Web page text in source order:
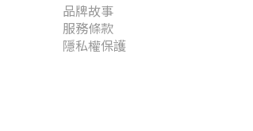
品牌故事
服務條款
隱私權保護